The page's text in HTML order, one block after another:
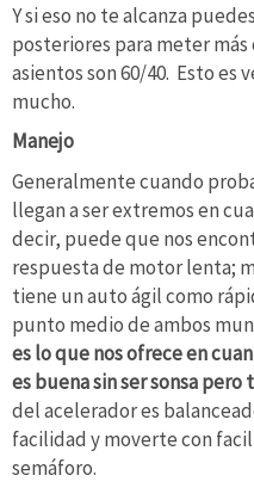
Y si eso no te alcanza
posteriores para meter más
asientos son 60/40. Esto es
mucho.
Manejo
Generalmente cuando
llegan a ser extremos en
decir, puede que nos
respuesta de motor lenta;
tiene un auto ágil como
punto medio de ambos
es lo que nos ofrece en
es buena sin ser sonsa
del acelerador es
facilidad y moverte con
semáforo.